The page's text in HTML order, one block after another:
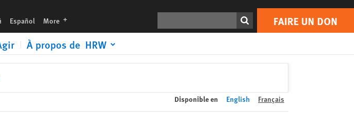
Español More languages FAIRE UN DON
À propos de HRW
Print FAIRE UN DON
Disponible en English Français